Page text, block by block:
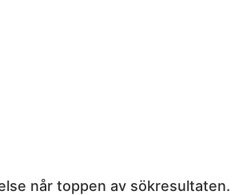
når toppen av sökresultaten.